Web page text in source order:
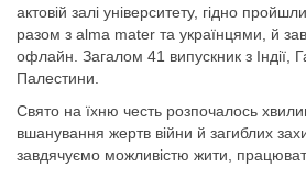
актовій залі університету, гідно
разом з alma mater та українцями, й
офлайн. Загалом 41 випускник з Індії,
Палестини.
Свято на їхню честь розпочалось
вшанування жертв війни й загиблих
завдячуємо можливістю жити,